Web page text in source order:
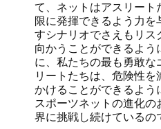
て、ネットはアスリート
限に発揮できるよう力
すシナリオでさえもリス
向かうことができるよう
に、私たちの最も勇敢な
リートたちは、危険性
かけることができるよう
スポーツネットの進化の
界に挑戦し続けているの